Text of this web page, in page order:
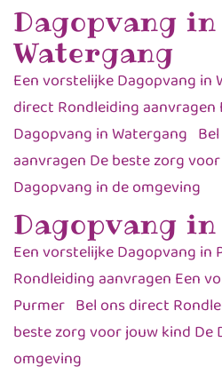
Dagopvang in
Watergang
Een vorstelijke Dagopvang
direct Rondleiding
Dagopvang in Watergang
aanvragen De beste zorg
Dagopvang in de omgeving
Dagopvang
Een vorstelijke Dagopvang
Rondleiding aanvragen Een
Purmer Bel ons direct
beste zorg voor jouw kind De
omgeving